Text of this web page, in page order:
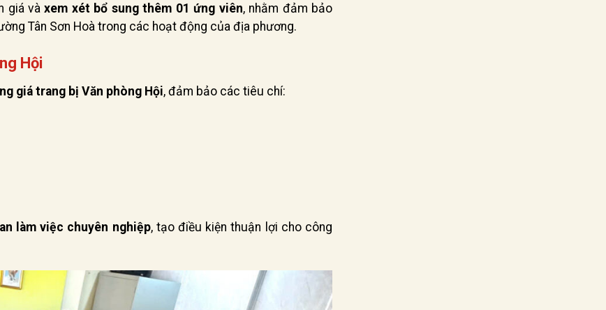
giá vàxem xét bổ sung thêm 01 ứng viên, nhằm đảm bảo
Tân Sơn Hoà trong các hoạt động của địa phương.
Hội
giá trang bị Văn phòng Hội, đảm bảo các tiêu chí:
làm việc chuyên nghiệp, tạo điều kiện thuận lợi cho công